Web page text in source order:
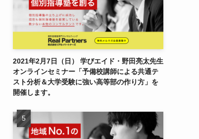
2021年2月7日（日） 学びエイド・野田亮太先生
オンラインセミナー「予備校講師による共通テ
スト分析＆大学受験に強い高等部の作り方」を
開催します。